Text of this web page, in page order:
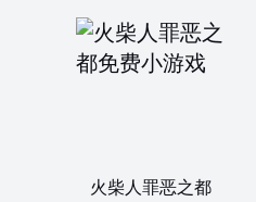
火柴人罪恶之都